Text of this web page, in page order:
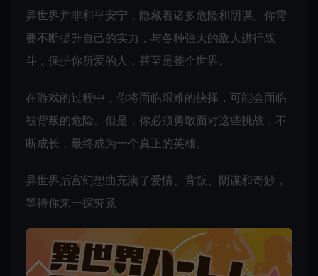
异世界并非和平安宁，隐藏着诸多危险和阴谋。你需
要不断提升自己的实力，与各种强大的敌人进行战
斗，保护你所爱的人，甚至是整个世界。
在游戏的过程中，你将面临艰难的抉择，可能会面临
被背叛的危险。但是，你必须勇敢面对这些挑战，不
断成长，最终成为一个真正的英雄。
异世界后宫幻想曲充满了爱情、背叛、阴谋和奇妙，
等待你来一探究竟